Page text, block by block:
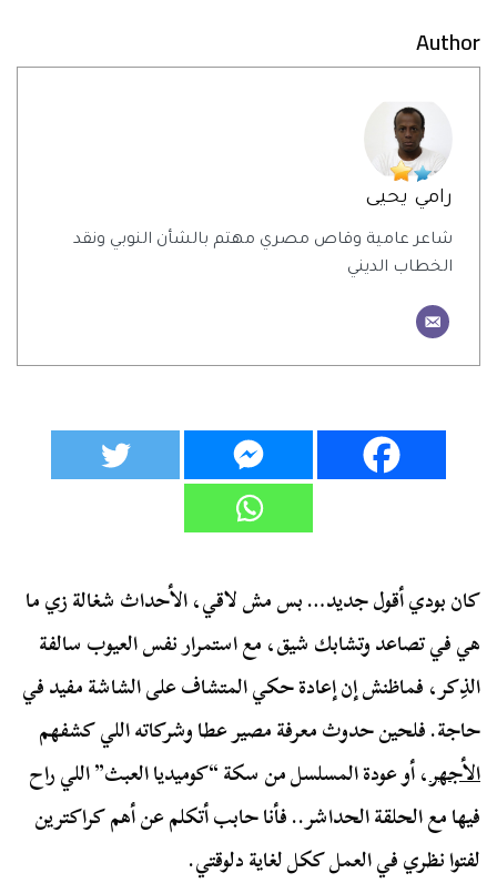
Author
رامي يحيى
شاعر عامية وقاص مصري مهتم بالشأن النوبي ونقد
الخطاب الديني
كان بودي أقول جديد… بس مش لاقي، الأحداث شغالة زي ما
هي في تصاعد وتشابك شيق، مع استمرار نفس العيوب سالفة
الذِكر، فماظنش إن إعادة حكي المتشاف على الشاشة مفيد في
حاجة. فلحين حدوث معرفة مصير عطا وشركاته اللي كشفهم
الأجهر، أو عودة المسلسل من سكة “كوميديا العبث” اللي راح
فيها مع الحلقة الحداشر.. فأنا حابب أتكلم عن أهم كراكترين
لفتوا نظري في العمل ككل لغاية دلوقتي.